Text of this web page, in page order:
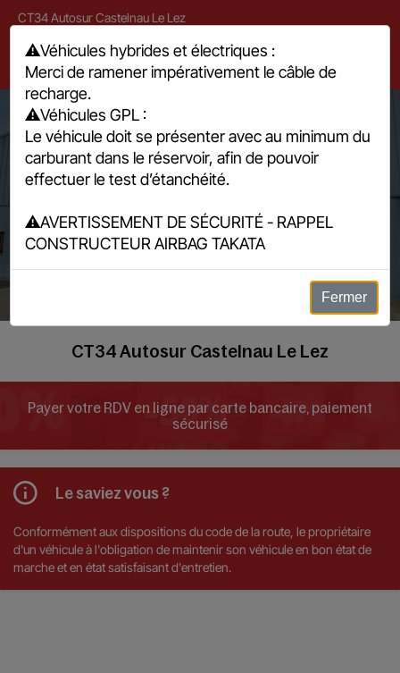
CT34 Autosur Castelnau Le Lez
571 avenue André Ampère, 34170 Castelnau-le-Lez
04 67 79 86 80
Eviter la contre visite
CT34 Autosur Castelnau Le Lez
Payer votre RDV en ligne par carte bancaire, paiement
sécurisé
Le saviez vous ?
Conformément aux dispositions du code de la route, le propriétaire
d'un véhicule à l'obligation de maintenir son véhicule en bon état de
marche et en état satisfaisant d'entretien.
⚠️Véhicules hybrides et électriques :
Merci de ramener impérativement le câble de
recharge.
⚠️Véhicules GPL :
Le véhicule doit se présenter avec au minimum du
carburant dans le réservoir, afin de pouvoir
effectuer le test d’étanchéité.
⚠️AVERTISSEMENT DE SÉCURITÉ - RAPPEL
CONSTRUCTEUR AIRBAG TAKATA
Fermer